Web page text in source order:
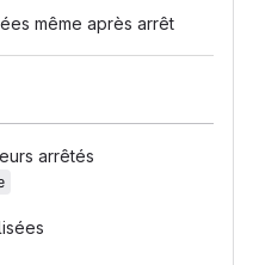
même après arrêt
arrêtés